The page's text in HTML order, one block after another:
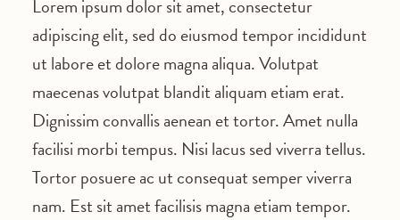
Lorem ipsum dolor sit amet, consectetur
adipiscing elit, sed do eiusmod tempor incididunt
ut labore et dolore magna aliqua. Volutpat
maecenas volutpat blandit aliquam etiam erat.
Dignissim convallis aenean et tortor. Amet nulla
facilisi morbi tempus. Nisi lacus sed viverra tellus.
Tortor posuere ac ut consequat semper viverra
nam. Est sit amet facilisis magna etiam tempor.